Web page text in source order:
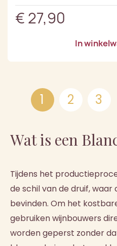
€ 27,90
In
1 2 3
Wat is een
Tijdens het
de schil van de druif,
bevinden. Om het
gebruiken wijnbouwers
worden geperst zonder